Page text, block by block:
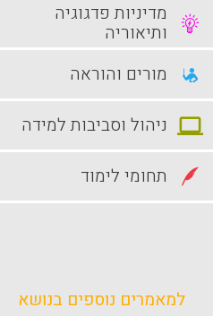
מדיניות פדגוגיה
ותיאוריה
מורים והוראה
ניהול וסביבות למידה
תחומי לימוד
למאמרים נוספים בנושא